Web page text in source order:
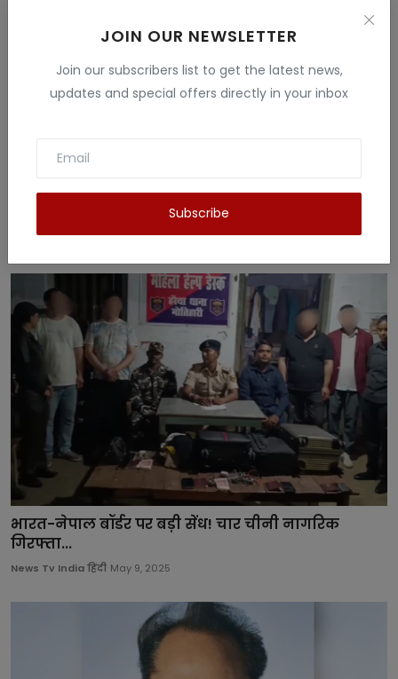
JOIN OUR NEWSLETTER
Join our subscribers list to get the latest news,
updates and special offers directly in your inbox
Subscribe
उद्धव ठाकरे का बीजेपी पर बड़ा हमला: 'मुंबई का महत्व
News Tv India हिंदी Jul 19, 2025
भारत-नेपाल बॉर्डर पर बड़ी सेंध! चार चीनी नागरिक
गिरफ्ता...
News Tv India हिंदी May 9, 2025